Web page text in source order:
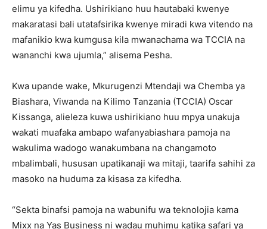
elimu ya kifedha. Ushirikiano huu hautabaki kwenye
makaratasi bali utatafsirika kwenye miradi kwa vitendo na
mafanikio kwa kumgusa kila mwanachama wa TCCIA na
wananchi kwa ujumla,” alisema Pesha.
Kwa upande wake, Mkurugenzi Mtendaji wa Chemba ya
Biashara, Viwanda na Kilimo Tanzania (TCCIA) Oscar
Kissanga, alieleza kuwa ushirikiano huu mpya unakuja
wakati muafaka ambapo wafanyabiashara pamoja na
wakulima wadogo wanakumbana na changamoto
mbalimbali, hususan upatikanaji wa mitaji, taarifa sahihi za
masoko na huduma za kisasa za kifedha.
“Sekta binafsi pamoja na wabunifu wa teknolojia kama
Mixx na Yas Business ni wadau muhimu katika safari ya